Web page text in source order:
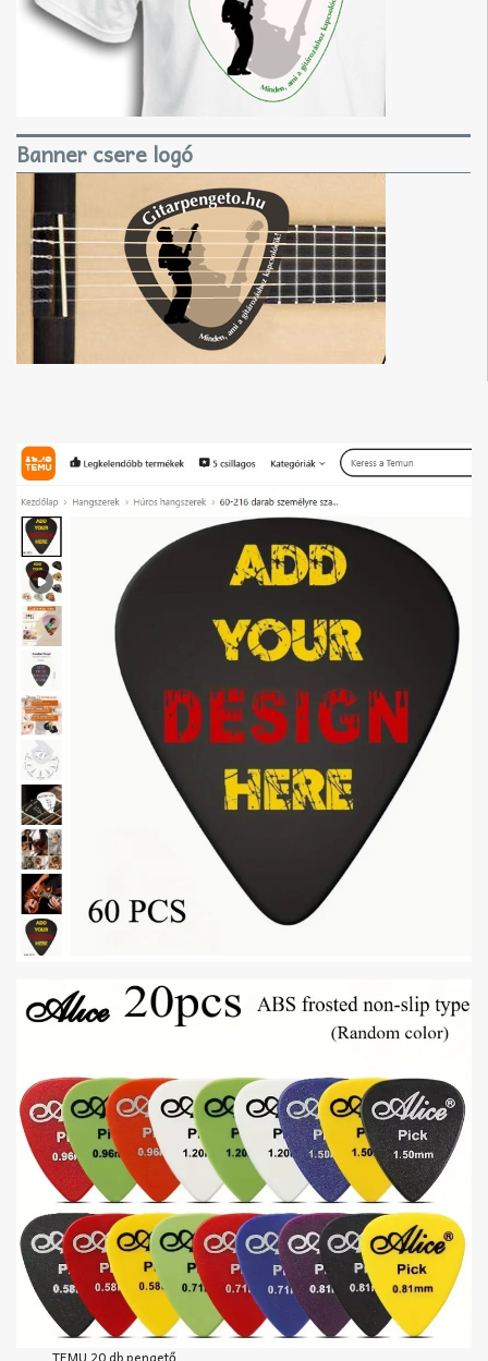
Banner csere logó
TEMU 20 db pengető,